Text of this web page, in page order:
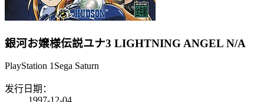
銀河お嬢様伝説ユナ3 LIGHTNING ANGEL N/A
PlayStation 1Sega Saturn
发行日期：